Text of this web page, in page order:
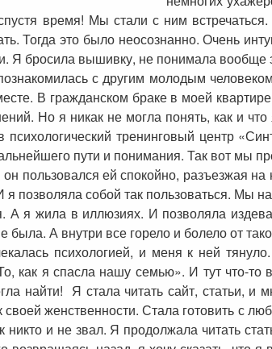
время! Мы стали с ним
Тогда это было неосознанно. Очень
Я бросила вышивку, не понимала
с другим молодым
В гражданском браке в моей
Но я никак не могла понять, как и
психологический тренинговый центр
пути и понимания. Так вот мы
пользовался ей спокойно, разъезжая
я позволяла собой так пользоваться. Мы
А я жила в иллюзиях. И позволяла
была. А внутри все горело и болело от
психологией, и меня к ней
как я спасла нашу семью». И тут что-то
найти! Я стала читать сайт, статьи,
своей женственности. Стала готовить с
и не звал. Я продолжала читать